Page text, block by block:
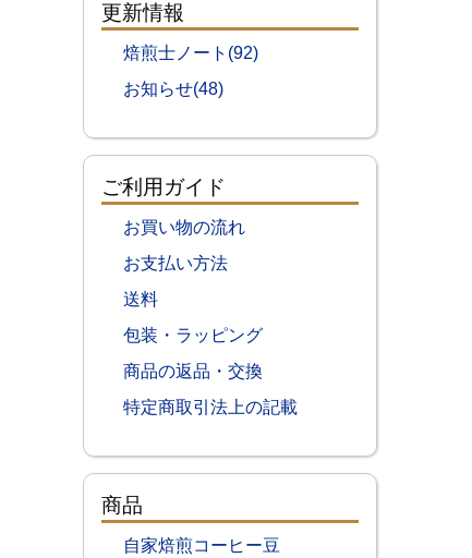
更新情報
焙煎士ノート(92)
お知らせ(48)
ご利用ガイド
お買い物の流れ
お支払い方法
送料
包装・ラッピング
商品の返品・交換
特定商取引法上の記載
商品
自家焙煎コーヒー豆